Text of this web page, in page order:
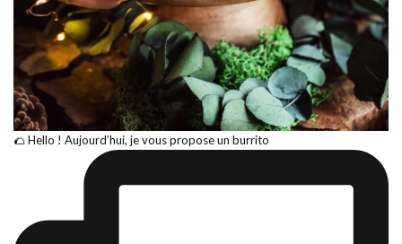
🌮 Hello ! Aujourd’hui, je vous propose un burrito